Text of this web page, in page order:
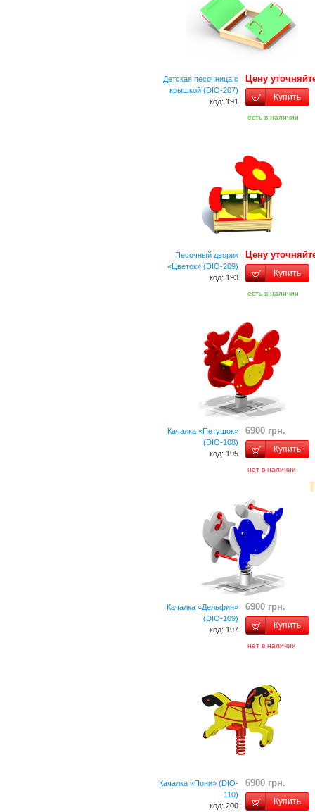
Детская песочница с
крышкой (DIO-207)
код: 191
Цену
Купить
есть в наличии
Песочный дворик
«Цветок» (DIO-209)
код: 193
Цену
Купить
есть в наличии
Качалка «Петушок»
(DIO-108)
код: 195
6900 грн.
Купить
нет в наличии
Качалка «Дельфин»
(DIO-109)
код: 197
6900 грн.
Купить
нет в наличии
Качалка «Пони» (DIO-
110)
код: 200
6900 грн.
Купить